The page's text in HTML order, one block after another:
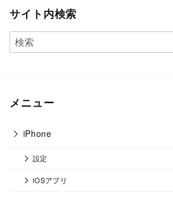
サイト内検索
メニュー
iPhone
設定
iOSアプリ